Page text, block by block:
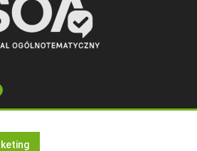
Open
Button